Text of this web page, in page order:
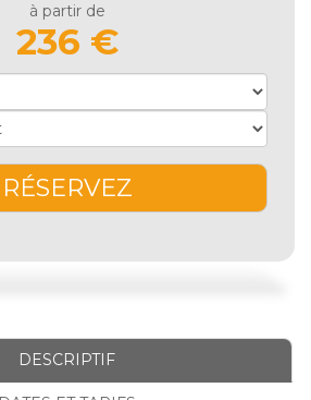
à partir de
236 €
RÉSERVEZ
DESCRIPTIF